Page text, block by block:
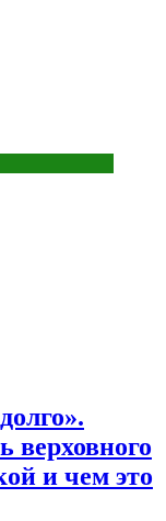
верховного
и чем это